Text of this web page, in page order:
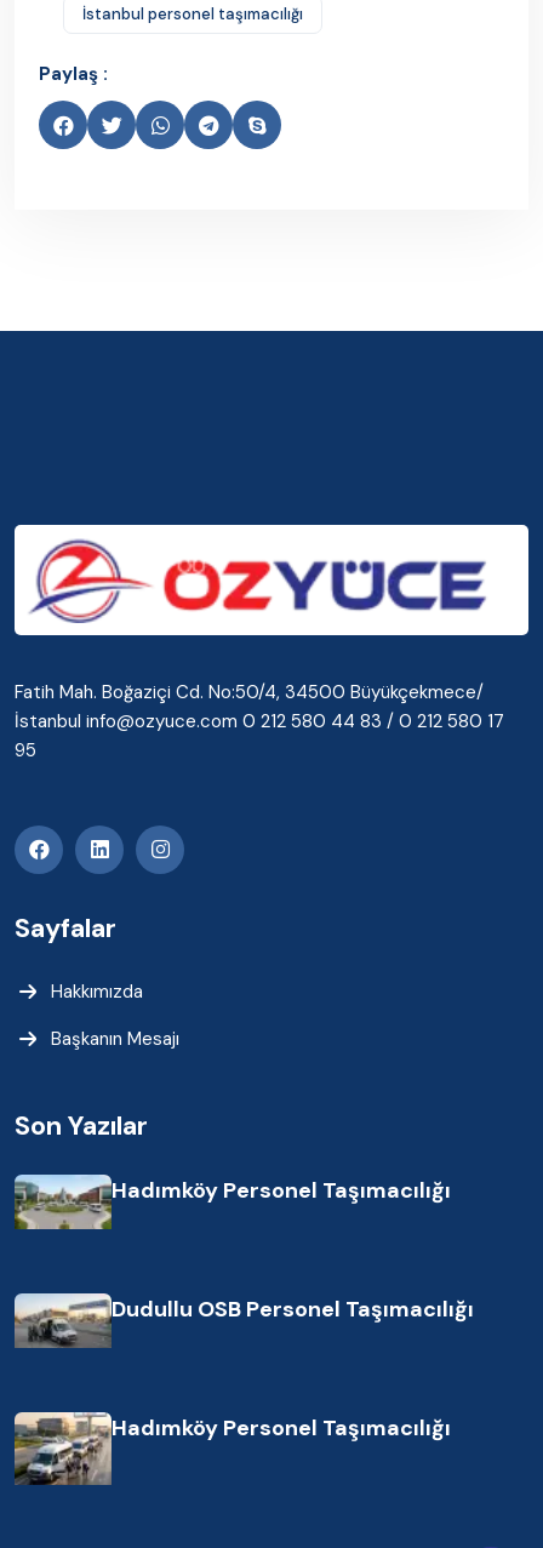
İstanbul personel taşımacılığı
Paylaş :
Fatih Mah. Boğaziçi Cd. No:50/4, 34500 Büyükçekmece/
İstanbul info@ozyuce.com 0 212 580 44 83 / 0 212 580 17
95
Sayfalar
Hakkımızda
Başkanın Mesajı
Son Yazılar
Hadımköy Personel Taşımacılığı
Dudullu OSB Personel Taşımacılığı
Hadımköy Personel Taşımacılığı